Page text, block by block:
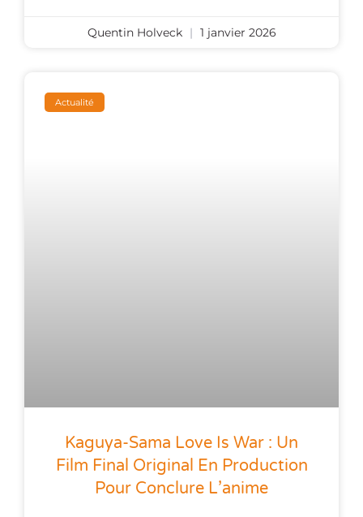
Quentin Holveck 1 janvier 2026
Actualité
Kaguya-Sama Love Is War : Un
Film Final Original En Production
Pour Conclure L’anime